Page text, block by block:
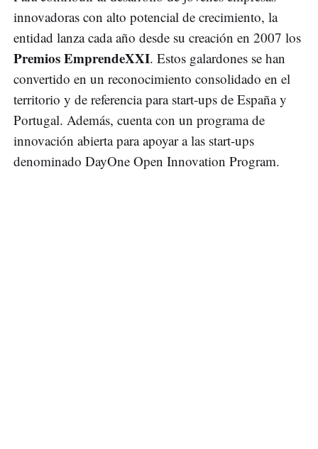
innovadoras con alto potencial de crecimiento, la
entidad lanza cada año desde su creación en 2007 los
Premios EmprendeXXI. Estos galardones se han
convertido en un reconocimiento consolidado en el
territorio y de referencia para start-ups de España y
Portugal. Además, cuenta con un programa de
innovación abierta para apoyar a las start-ups
denominado DayOne Open Innovation Program.